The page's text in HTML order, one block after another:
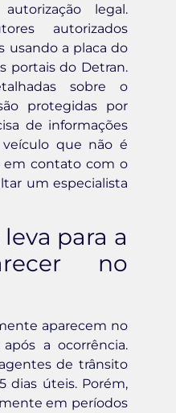
legal.
autorizados
usando a placa do
portais do Detran.
sobre o
protegidas por
de informações
que não é
em contato com o
um especialista
para a
no
aparecem no
a ocorrência.
de trânsito
dias úteis. Porém,
em períodos